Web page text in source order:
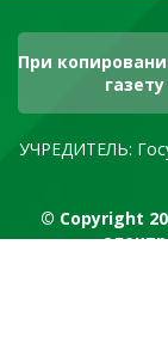
При
УЧРЕДИТЕЛЬ:
© Copyright